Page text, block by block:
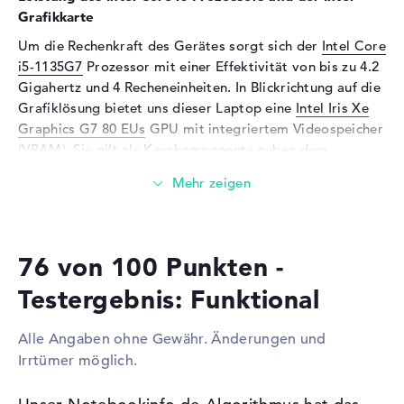
Unterstützte Flash-
Audio
Soundkarte
Hi-Definition Audio
Mikrofon
vorhanden
Webcam
0,9 MP
Tastatur
Tastatur
Beleuchtet (hintergrund)
WLAN
802.11a, 802.11ac, 802.11ax,
Bluetooth
Bluetooth 5
Grafikkarte
Um die Rechenkraft des Gerätes sorgt sich der Intel Core
i5-1135G7 Prozessor mit einer Effektivität von bis zu 4.2
Gigahertz und 4 Recheneinheiten. In Blickrichtung auf die
Grafiklösung bietet uns dieser Laptop eine Intel Iris Xe
Graphics G7 80 EUs GPU mit integriertem Videospeicher
(VRAM). Sie gilt als Kernkomponente neben dem
Beim Arbeitsspeicher treffen wir auf eine Kapazität von 8
eingesetzt werden. Dabei handelt es sich um den RAM-
Neben dem Betriebssystem könnt ihr eure allgemeinen
Daten, wie z.B. Fotos, Musik und Video-Aufnahmen auf
76 von 100 Punkten -
Testergebnis: Funktional
Alle Angaben ohne Gewähr. Änderungen und
Irrtümer möglich.